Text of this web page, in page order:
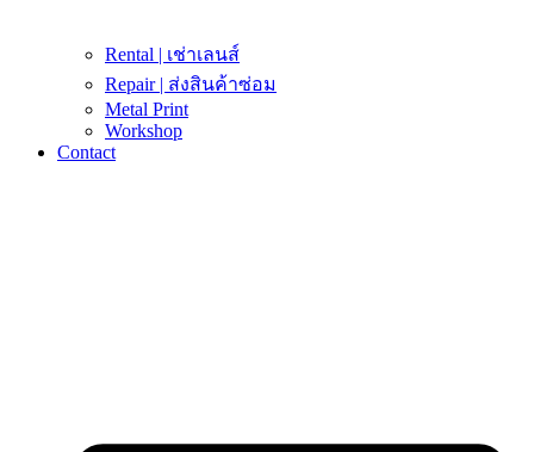
Rental | เช่าเลนส์
Repair | ส่งสินค้าซ่อม
Metal Print
Workshop
Contact